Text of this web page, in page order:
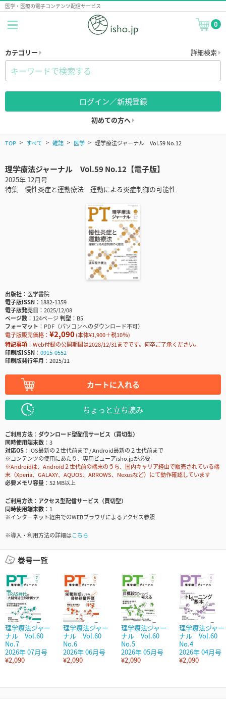
医学・医療の電子コンテンツ配信サービス
0
カテゴリー 詳細検索
ログイン／新規登録
初めての方へ
TOP すべて 雑誌 医学 理学療法ジャーナル Vol.59 No.12
理学療法ジャーナル Vol.59 No.12【電子版】
2025年 12月号
特集 慢性炎症と運動療法 運動による炎症制御の可能性
出版社
医学書院
電子版ISSN
1882-1359
電子版発売日
2025/12/08
ページ数
124ページ判型
B5
フォーマット
PDF（パソコンへのダウンロード不可）
電子版販売価格： ¥2,090(本体¥1,900＋税10％)
特記事項
Web付録の公開期間は2028/12/31までです。何卒ご了承ください。
印刷版ISSN
0915-0552
印刷版発行年月
2025/11
カートに入れる
ちょっと立ち読み
ご利用方法
ダウンロード型配信サービス（買切型）
同時使用端末数
3
対応OS
iOS最新の２世代前まで / Android最新の２世代前まで
※コンテンツの使用にあたり、専用ビューアisho.jpが必要
※Androidは、Android２世代前の端末のうち、国内キャリア経由で販売されている端
末（Xperia、GALAXY、AQUOS、ARROWS、Nexusなど）にて動作確認しています
必要メモリ容量
52 MB以上
ご利用方法
アクセス型配信サービス（買切型）
同時使用端末数
1
※インターネット経由でのWEBブラウザによるアクセス参照
※導入・利用方法の詳細はこちら
巻号一覧
理学療法ジャー
ナル Vol.60
No.7
2026年 07月号
¥2,090
理学療法ジャー
ナル Vol.60
No.6
2026年 06月号
¥2,090
理学療法ジャー
ナル Vol.60
No.5
2026年 05月号
¥2,090
理学療法ジャー
ナル Vol.60
No.4
2026年 04月号
¥2,090